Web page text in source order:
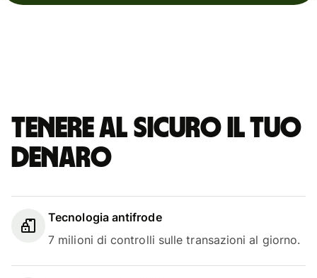
Tenere al sicuro il tuo
denaro
Tecnologia antifrode
7 milioni di controlli sulle transazioni al giorno.